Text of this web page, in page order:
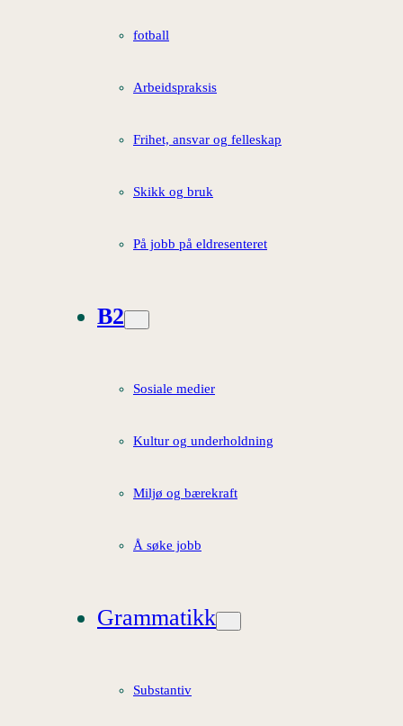
fotball
Arbeidspraksis
Frihet, ansvar og felleskap
Skikk og bruk
På jobb på eldresenteret
B2
Sosiale medier
Kultur og underholdning
Miljø og bærekraft
Å søke jobb
Grammatikk
Substantiv